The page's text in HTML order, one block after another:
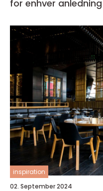
for enhver anledning
inspiration
02. September 2024